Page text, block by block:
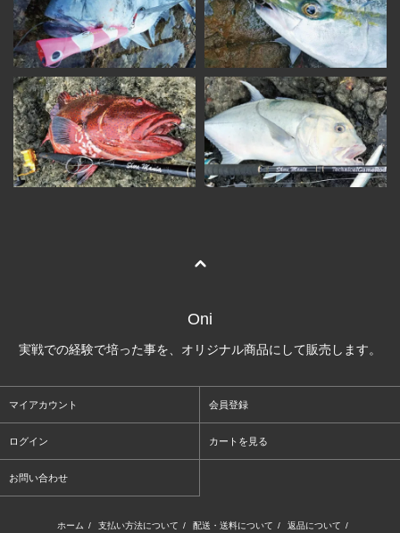
Oni
実戦での経験で培った事を、オリジナル商品にして販売します。
マイアカウント 会員登録
ログイン カートを見る
お問い合わせ
ホーム / 支払い方法について / 配送・送料について / 返品について /